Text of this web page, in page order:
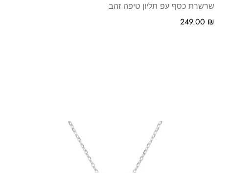
שרשרת כסף עפ תליון טיפה זהב
249.00 ₪